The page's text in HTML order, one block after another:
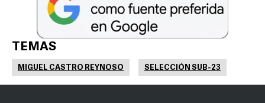
TEMAS
MIGUEL CASTRO REYNOSO SELECCIÓN SUB-23